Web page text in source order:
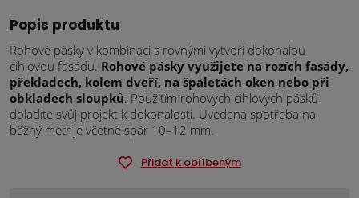
Popis produktu
Rohové pásky v kombinaci s rovnými vytvoří dokonalou
cihlovou fasádu. Rohové pásky využijete na rozích fasády,
překladech, kolem dveří, na špaletách oken nebo při
obkladech sloupků. Použitím rohových cihlových pásků
doladíte svůj projekt k dokonalosti. Uvedená spotřeba na
běžný metr je včetně spár 10–12 mm.
Přidat k oblíbeným